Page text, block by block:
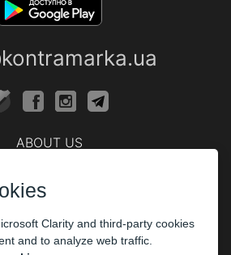
ABOUT US
The organizers
Clarity and third-party cookies
and to analyze web traffic.